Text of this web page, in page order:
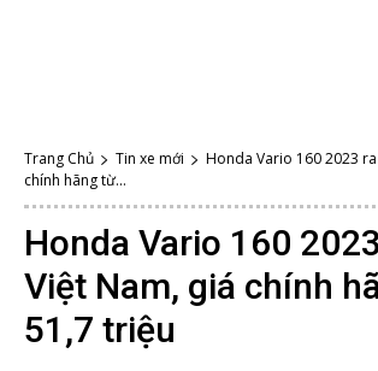
Trang Chủ Tin xe mới
Honda Vario 160 2023
chính hãng từ...
Honda Vario 160
Việt Nam, giá chính
51,7 triệu